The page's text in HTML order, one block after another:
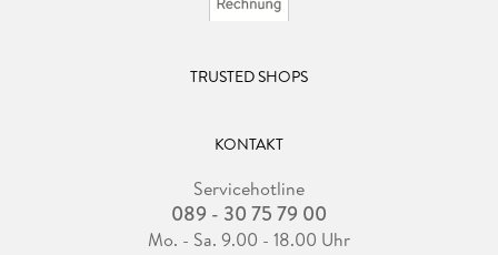
TRUSTED SHOPS
KONTAKT
Servicehotline
089 - 30 75 79 00
Mo. - Sa. 9.00 - 18.00 Uhr